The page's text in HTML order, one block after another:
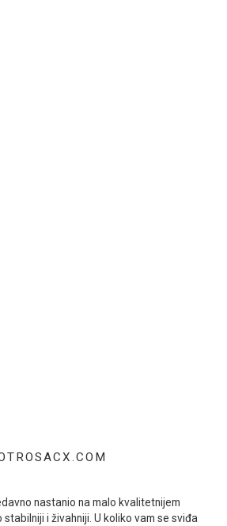
nastanio na malo kvalitetnijem
i živahniji. U koliko vam se sviđa